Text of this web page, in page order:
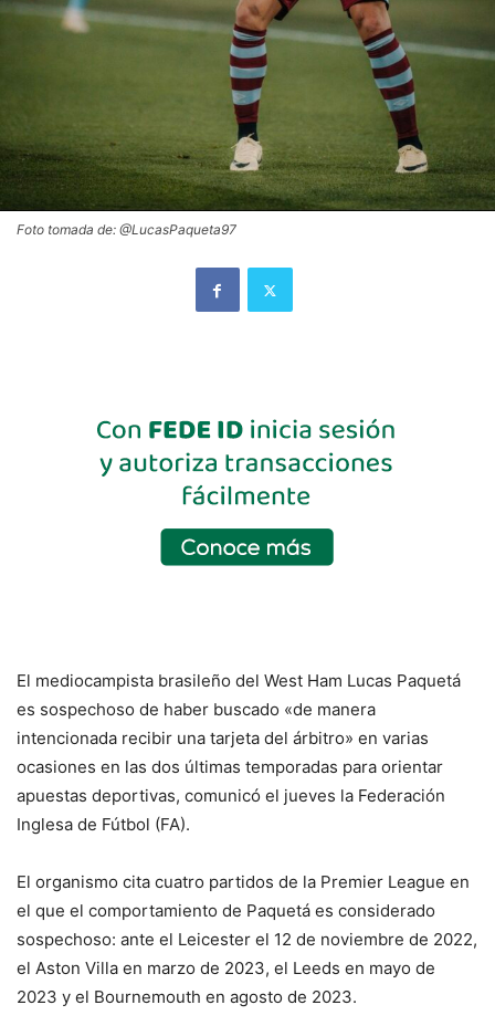
Foto tomada de: @LucasPaqueta97
El mediocampista brasileño del West Ham Lucas Paquetá
es sospechoso de haber buscado «de manera
intencionada recibir una tarjeta del árbitro» en varias
ocasiones en las dos últimas temporadas para orientar
apuestas deportivas, comunicó el jueves la Federación
Inglesa de Fútbol (FA).
El organismo cita cuatro partidos de la Premier League en
el que el comportamiento de Paquetá es considerado
sospechoso: ante el Leicester el 12 de noviembre de 2022,
el Aston Villa en marzo de 2023, el Leeds en mayo de
2023 y el Bournemouth en agosto de 2023.